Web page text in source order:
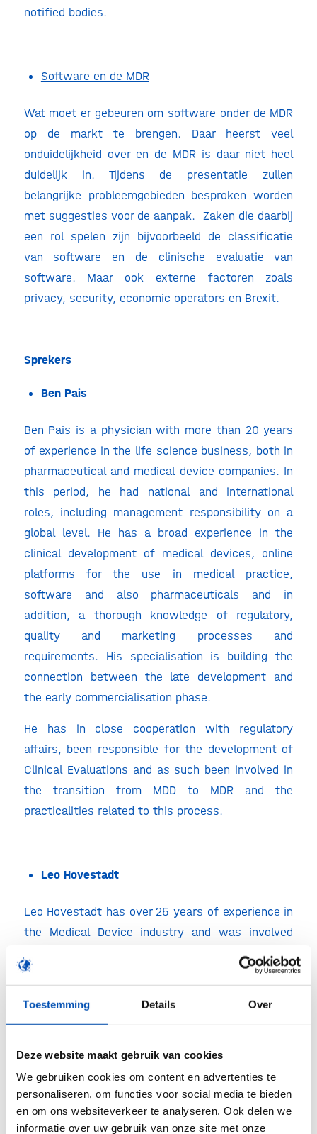
Toestemming Details Over
Deze website maakt gebruik van cookies
We gebruiken cookies om content en advertenties te
personaliseren, om functies voor social media te bieden
en om ons websiteverkeer te analyseren. Ook delen we
informatie over uw gebruik van onze site met onze
notified bodies.
Software en de MDR
Wat moet er gebeuren om software onder de MDR
op de markt te brengen. Daar heerst veel
onduidelijkheid over en de MDR is daar niet heel
duidelijk in. Tijdens de presentatie zullen
belangrijke probleemgebieden besproken worden
met suggesties voor de aanpak. Zaken die daarbij
een rol spelen zijn bijvoorbeeld de classificatie
van software en de clinische evaluatie van
software. Maar ook externe factoren zoals
privacy, security, economic operators en Brexit.
Sprekers
Ben Pais
Ben Pais is a physician with more than 20 years
of experience in the life science business, both in
pharmaceutical and medical device companies. In
this period, he had national and international
roles, including management responsibility on a
global level. He has a broad experience in the
clinical development of medical devices, online
platforms for the use in medical practice,
software and also pharmaceuticals and in
addition, a thorough knowledge of regulatory,
quality and marketing processes and
requirements. His specialisation is building the
connection between the late development and
the early commercialisation phase.
He has in close cooperation with regulatory
affairs, been responsible for the development of
Clinical Evaluations and as such been involved in
the transition from MDD to MDR and the
practicalities related to this process.
Leo Hovestadt
Leo Hovestadt has over 25 years of experience in
the Medical Device industry and was involved
from the start with the EU AIMD, MDD and now
with the MDR. He has experience internationally
devices like software, pacemakers, radioactive
He is driving the COCIR Clinical Investigation and
Evaluation workgroup and he is representing